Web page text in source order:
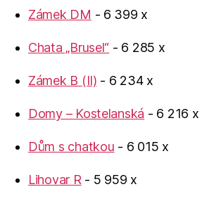
Zámek DM - 6 399 x
Chata „Brusel“ - 6 285 x
Zámek B (II) - 6 234 x
Domy – Kostelanská - 6 216 x
Dům s chatkou - 6 015 x
Lihovar R - 5 959 x